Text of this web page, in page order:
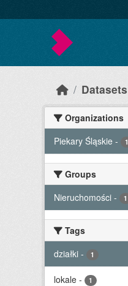
Datasets
Organizations
Piekary Śląskie - 1
Groups
Nieruchomości - 1
Tags
działki - 1
lokale - 1